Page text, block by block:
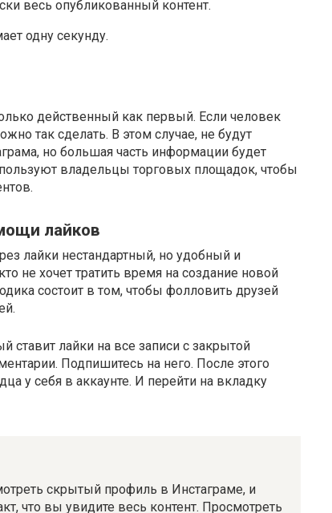
весь опубликованный контент.
одну секунду.
действенный как первый. Если человек
так сделать. В этом случае, не будут
но большая часть информации будет
владельцы торговых площадок, чтобы
лайков
лайки нестандартный, но удобный и
не хочет тратить время на создание новой
состоит в том, чтобы фолловить друзей
ставит лайки на все записи с закрытой
Подпишитесь на него. После этого
у себя в аккаунте. И перейти на вкладку
скрытый профиль в Инстаграме, и
что вы увидите весь контент. Просмотреть